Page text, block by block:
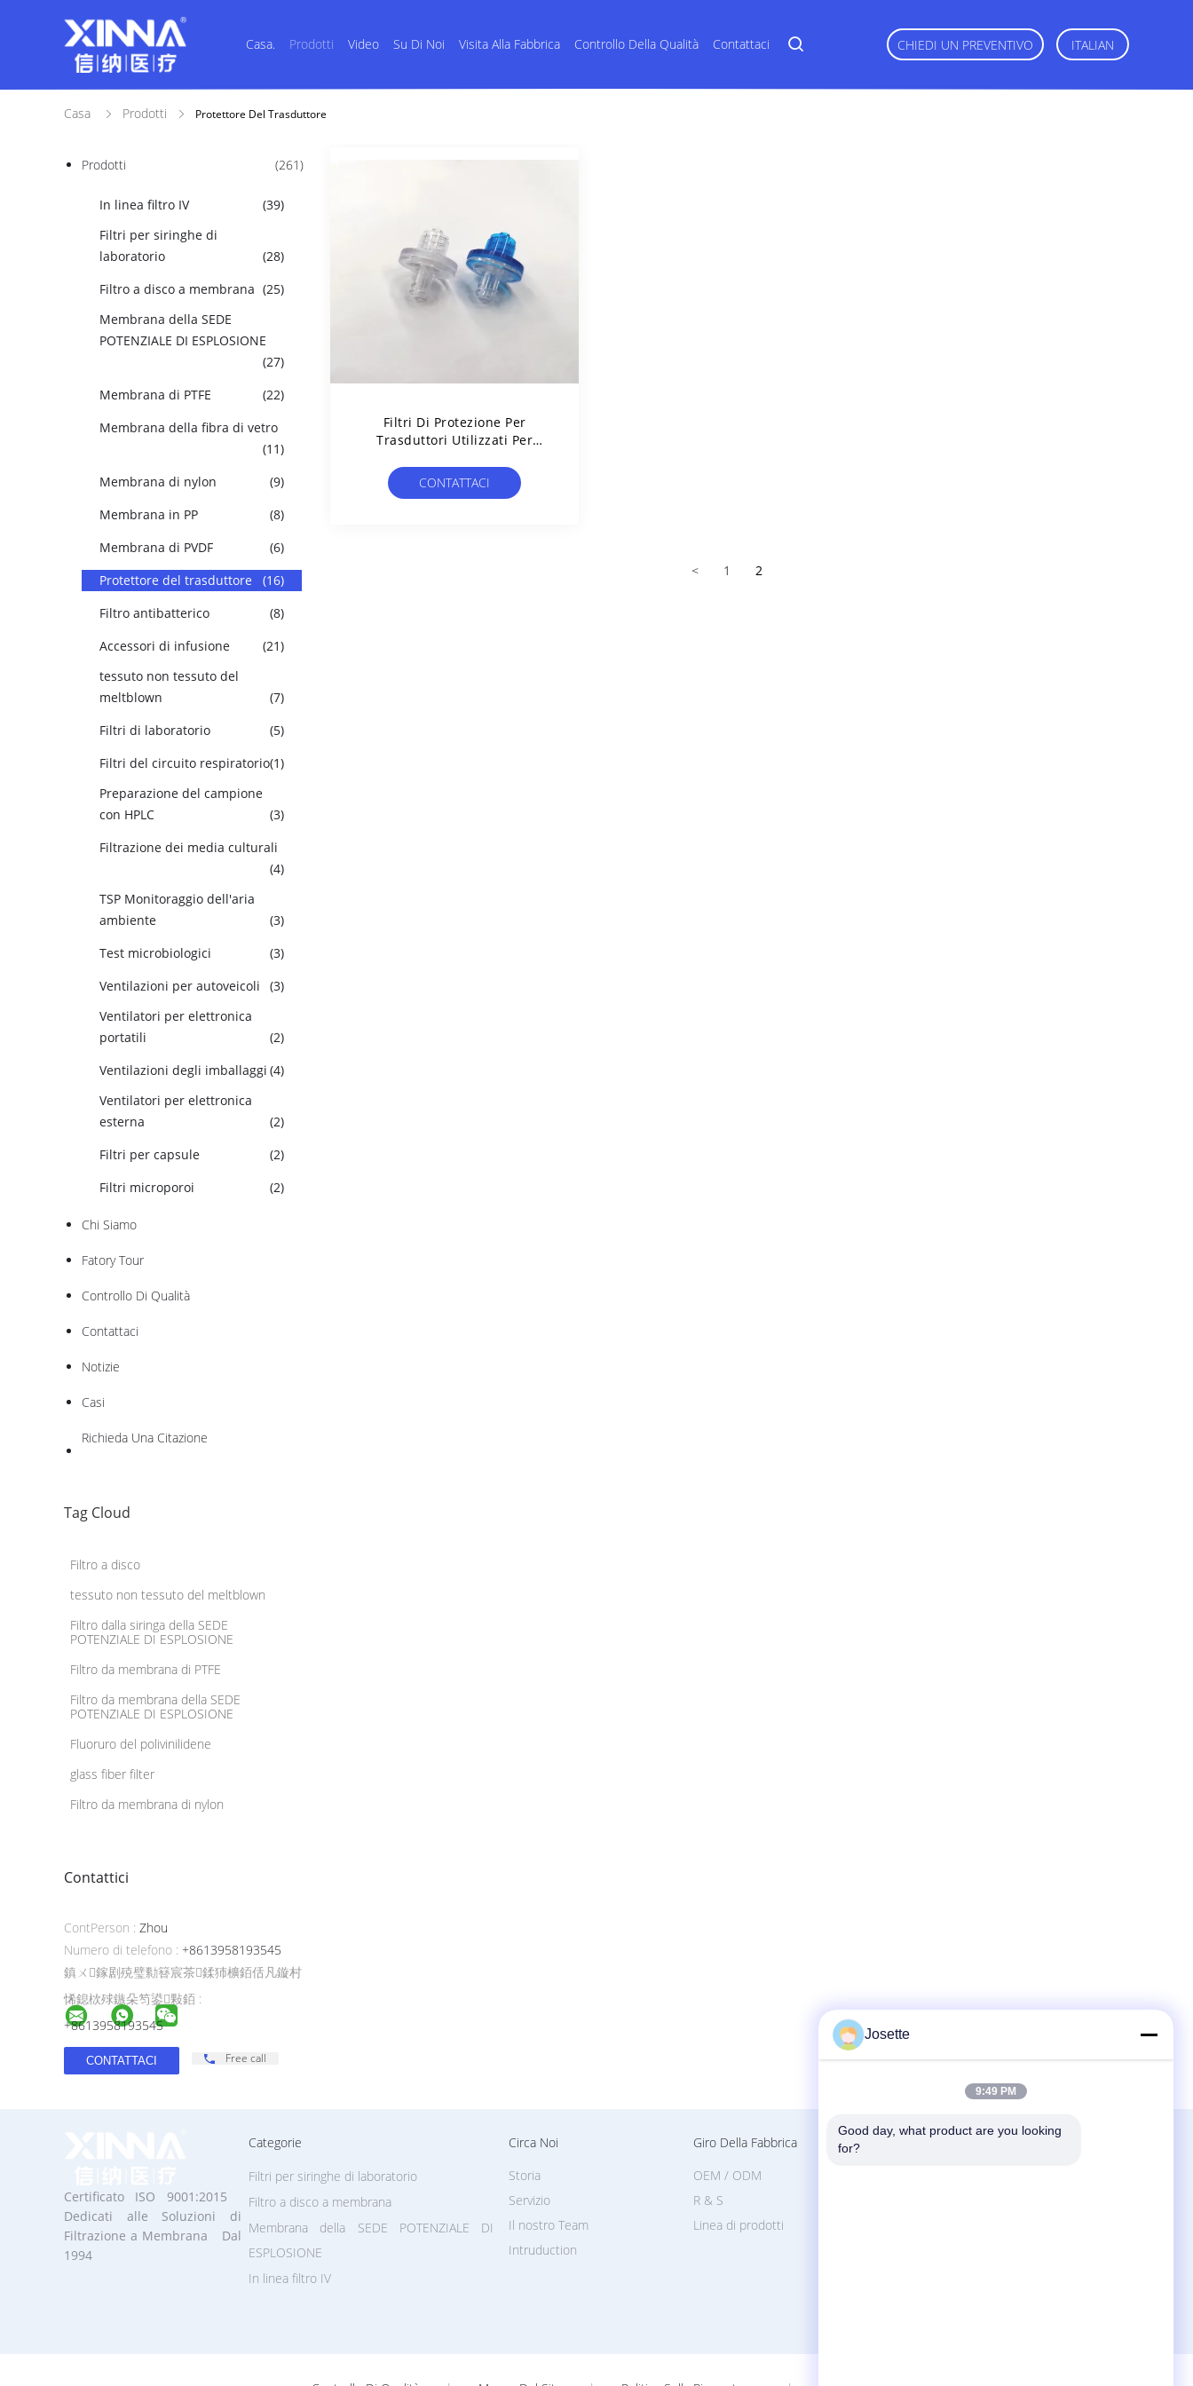
Casa. Prodotti Video Su Di Noi Visita Alla Fabbrica Controllo Della Qualità Contattaci CHIEDI UN PREVENTIVO ITALIAN
Casa Prodotti Protettore Del Trasduttore
Prodotti (261)
In linea filtro IV
(39)
Filtri per siringhe di
laboratorio
(28)
Filtro a disco a membrana (25)
Membrana della SEDE
POTENZIALE DI ESPLOSIONE
(27)
Membrana di PTFE
(22)
Membrana della fibra di vetro
(11)
Membrana di nylon
(9)
Membrana in PP
(8)
Membrana di PVDF
(6)
Protettore del trasduttore
(16)
Filtro antibatterico
(8)
Accessori di infusione
(21)
tessuto non tessuto del
meltblown
(7)
Filtri di laboratorio
(5)
Filtri del circuito respiratorio(1)
Preparazione del campione
con HPLC
(3)
Filtrazione dei media culturali
(4)
TSP Monitoraggio dell'aria
ambiente
(3)
Test microbiologici
(3)
Ventilazioni per autoveicoli
(3)
Ventilatori per elettronica
portatili
(2)
Ventilazioni degli imballaggi (4)
Ventilatori per elettronica
esterna
(2)
Filtri per capsule
(2)
Filtri microporoi
(2)
Chi Siamo
Fatory Tour
Controllo Di Qualità
Contattaci
Notizie
Casi
Richieda Una Citazione
Tag Cloud
Filtro a disco
tessuto non tessuto del meltblown
Filtro dalla siringa della SEDE
POTENZIALE DI ESPLOSIONE
Filtro da membrana di PTFE
Filtro da membrana della SEDE
POTENZIALE DI ESPLOSIONE
Fluoruro del polivinilidene
glass fiber filter
Filtro da membrana di nylon
Contattici
ContPerson : Zhou
Numero di telefono : +8613958193545
鎮ㄨ鎵剧殑璧勬簮宸茶鍒犻櫎銆佸凡鏇村
悕鎴栨殏鏃朵笉鍙敤銆 :
+8613958193545
Free call
Filtri Di Protezione Per
Trasduttori Utilizzati Per
Circuito Respiratorio
Sterilizzazione
CONTATTACI
< 1 2
Certificato ISO 9001:2015
Dedicati alle Soluzioni di
Filtrazione a Membrana Dal
1994
Categorie
In linea filtro IV
Filtri per siringhe di laboratorio
Filtro a disco a membrana
Membrana della SEDE POTENZIALE DI
ESPLOSIONE
Circa Noi
Intruduction
Storia
Servizio
Il nostro Team
Giro Della Fabbrica
Linea di prodotti
OEM / ODM
R & S
Contattaci
Josette
9:49 PM
Good day, what product are you looking
for?